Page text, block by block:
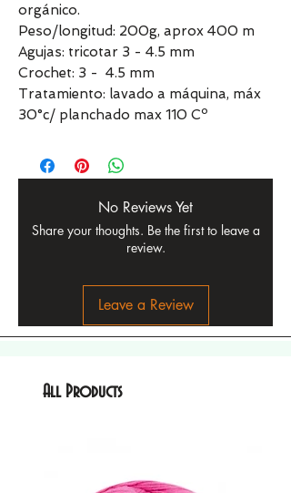
orgánico.
Peso/longitud: 200g, aprox 400 m
Agujas: tricotar 3 - 4.5 mm
Crochet: 3 - 4.5 mm
Tratamiento: lavado a máquina, máx
30°c/ planchado max 110 Cº
No Reviews Yet
Share your thoughts. Be the first to leave a
review.
Leave a Review
All Products